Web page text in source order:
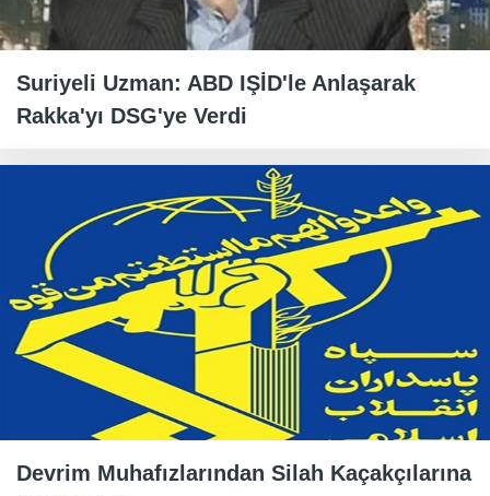
Suriyeli Uzman: ABD IŞİD'le Anlaşarak
Rakka'yı DSG'ye Verdi
Devrim Muhafızlarından Silah Kaçakçılarına